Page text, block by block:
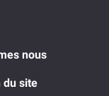
nous
du site